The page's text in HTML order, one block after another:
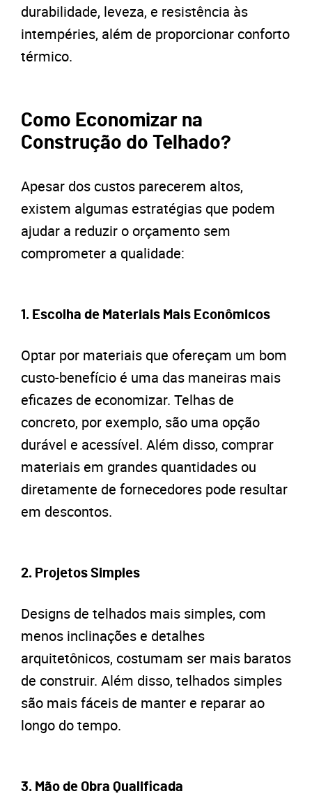
durabilidade, leveza, e resistência às
intempéries, além de proporcionar conforto
térmico.
Como Economizar na
Construção do Telhado?
Apesar dos custos parecerem altos,
existem algumas estratégias que podem
ajudar a reduzir o orçamento sem
comprometer a qualidade:
1. Escolha de Materiais Mais Econômicos
Optar por materiais que ofereçam um bom
custo-benefício é uma das maneiras mais
eficazes de economizar. Telhas de
concreto, por exemplo, são uma opção
durável e acessível. Além disso, comprar
materiais em grandes quantidades ou
diretamente de fornecedores pode resultar
em descontos.
2. Projetos Simples
Designs de telhados mais simples, com
menos inclinações e detalhes
arquitetônicos, costumam ser mais baratos
de construir. Além disso, telhados simples
são mais fáceis de manter e reparar ao
longo do tempo.
3. Mão de Obra Qualificada